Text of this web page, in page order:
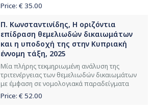
Price: € 35.00
Π. Κωνσταντινίδης, Η οριζόντια
επίδραση θεμελιωδών δικαιωμάτων
και η υποδοχή της στην Kυπριακή
έννομη τάξη, 2025
Μία πλήρης τεκμηριωμένη ανάλυση της
τριτενέργειας των θεμελιωδών δικαιωμάτων
με έμφαση σε νομολογιακά παραδείγματα
Price: € 52.00